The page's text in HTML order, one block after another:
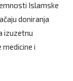
Islamske
doniranja
izuzetnu
i